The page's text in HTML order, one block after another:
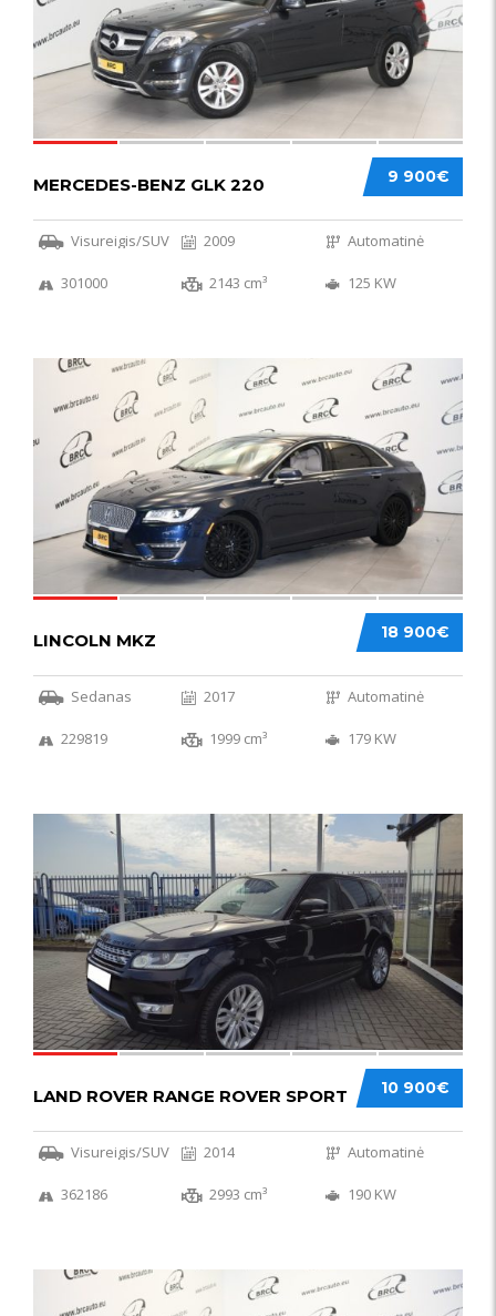
9 900€
MERCEDES-BENZ GLK 220
Visureigis/SUV 2009 Automatinė
301000 2143 cm³ 125 KW
18 900€
LINCOLN MKZ
Sedanas 2017 Automatinė
229819 1999 cm³ 179 KW
10 900€
LAND ROVER RANGE ROVER SPORT
Visureigis/SUV 2014 Automatinė
362186 2993 cm³ 190 KW